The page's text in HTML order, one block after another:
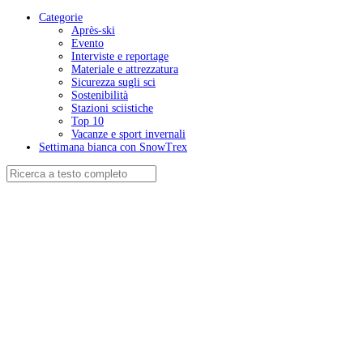
Categorie
Après-ski
Evento
Interviste e reportage
Materiale e attrezzatura
Sicurezza sugli sci
Sostenibilità
Stazioni sciistiche
Top 10
Vacanze e sport invernali
Settimana bianca con SnowTrex